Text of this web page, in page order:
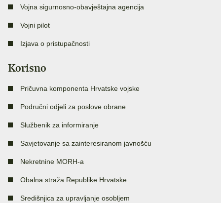
Vojna sigurnosno-obavještajna agencija
Vojni pilot
Izjava o pristupačnosti
Korisno
Pričuvna komponenta Hrvatske vojske
Područni odjeli za poslove obrane
Službenik za informiranje
Savjetovanje sa zainteresiranom javnošću
Nekretnine MORH-a
Obalna straža Republike Hrvatske
Središnjica za upravljanje osobljem